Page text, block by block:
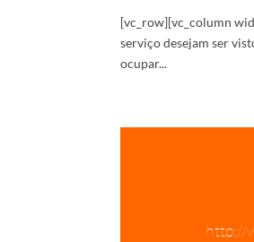
[vc_row][vc_column
serviço desejam ser
ocupar...
http://